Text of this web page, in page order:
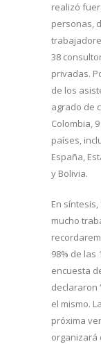
realizó
personas,
38
privadas.
de los
agrado de
Colombia,
países,
España,
y Bolivia.
En
mucho
98% de
encuesta
declararon
el mismo.
próxima
organizará